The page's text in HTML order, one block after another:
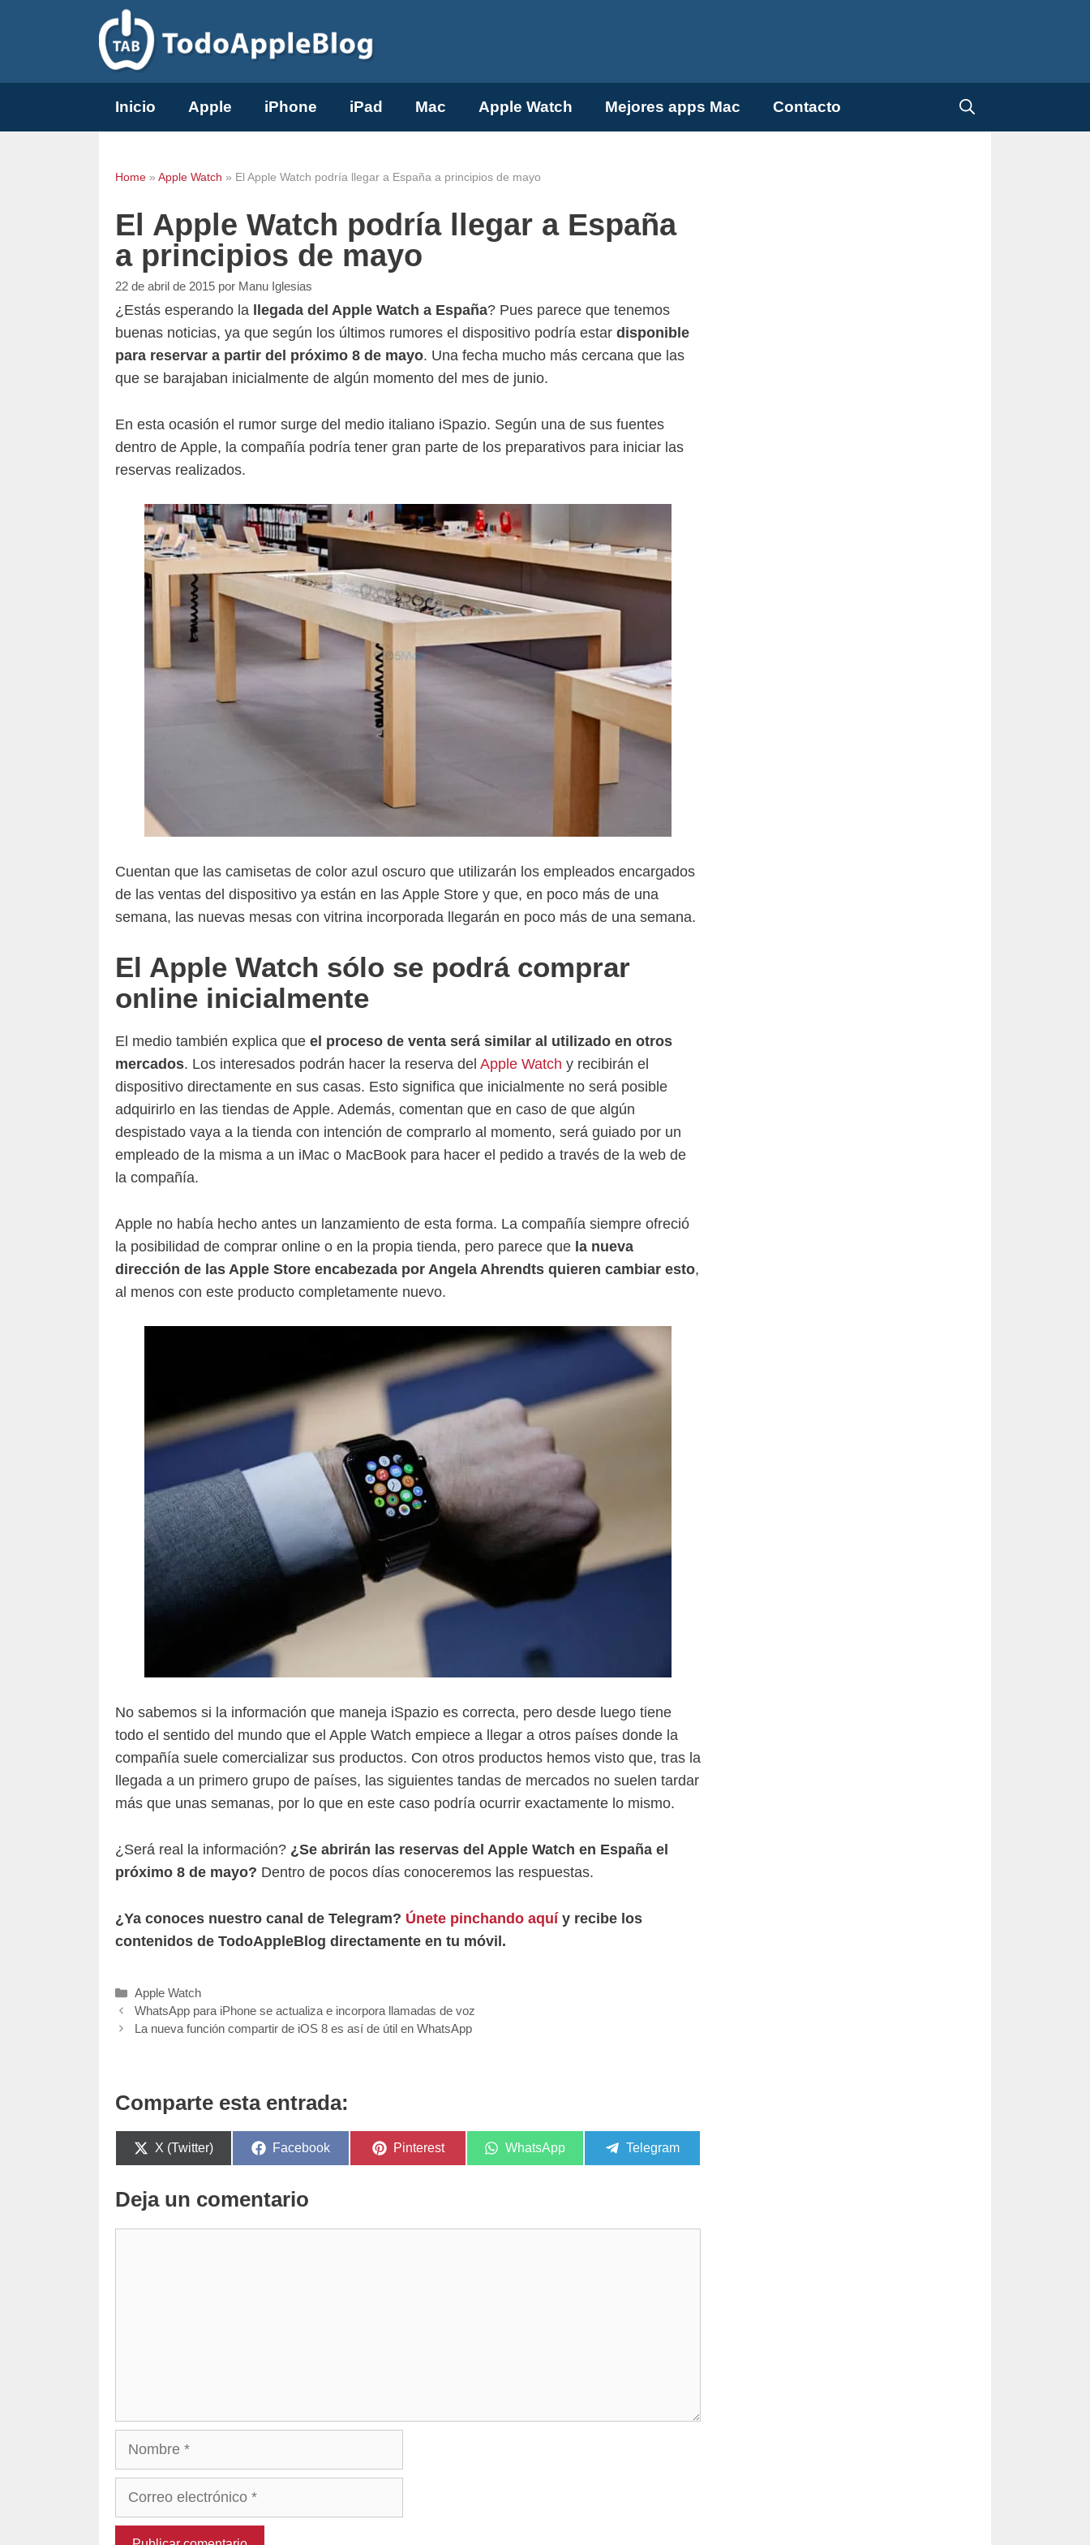
Inicio Apple iPhone iPad Mac Apple Watch Mejores apps Mac Contacto
Home » Apple Watch » El Apple Watch podría llegar a España a principios de mayo
El Apple Watch podría llegar a España
a principios de mayo
22 de abril de 2015 por Manu Iglesias
¿Estás esperando la llegada del Apple Watch a España? Pues parece que tenemos
buenas noticias, ya que según los últimos rumores el dispositivo podría estar disponible
para reservar a partir del próximo 8 de mayo. Una fecha mucho más cercana que las
que se barajaban inicialmente de algún momento del mes de junio.
En esta ocasión el rumor surge del medio italiano iSpazio. Según una de sus fuentes
dentro de Apple, la compañía podría tener gran parte de los preparativos para iniciar las
reservas realizados.
Cuentan que las camisetas de color azul oscuro que utilizarán los empleados encargados
de las ventas del dispositivo ya están en las Apple Store y que, en poco más de una
semana, las nuevas mesas con vitrina incorporada llegarán en poco más de una semana.
El Apple Watch sólo se podrá comprar
online inicialmente
El medio también explica que el proceso de venta será similar al utilizado en otros
mercados. Los interesados podrán hacer la reserva del Apple Watch y recibirán el
dispositivo directamente en sus casas. Esto significa que inicialmente no será posible
adquirirlo en las tiendas de Apple. Además, comentan que en caso de que algún
despistado vaya a la tienda con intención de comprarlo al momento, será guiado por un
empleado de la misma a un iMac o MacBook para hacer el pedido a través de la web de
la compañía.
Apple no había hecho antes un lanzamiento de esta forma. La compañía siempre ofreció
la posibilidad de comprar online o en la propia tienda, pero parece que la nueva
dirección de las Apple Store encabezada por Angela Ahrendts quieren cambiar esto,
al menos con este producto completamente nuevo.
No sabemos si la información que maneja iSpazio es correcta, pero desde luego tiene
todo el sentido del mundo que el Apple Watch empiece a llegar a otros países donde la
compañía suele comercializar sus productos. Con otros productos hemos visto que, tras la
llegada a un primero grupo de países, las siguientes tandas de mercados no suelen tardar
más que unas semanas, por lo que en este caso podría ocurrir exactamente lo mismo.
¿Será real la información? ¿Se abrirán las reservas del Apple Watch en España el
próximo 8 de mayo? Dentro de pocos días conoceremos las respuestas.
¿Ya conoces nuestro canal de Telegram? Únete pinchando aquíy recibe los
contenidos de TodoAppleBlog directamente en tu móvil.
Categorías
Apple Watch
WhatsApp para iPhone se actualiza e incorpora llamadas de voz
La nueva función compartir de iOS 8 es así de útil en WhatsApp
Comparte esta entrada:
Compartir
X (Twitter)
Compartir
Facebook
Compartir
Pinterest
Compartir
WhatsApp
Compartir
Telegram
Deja un comentario
Nombre